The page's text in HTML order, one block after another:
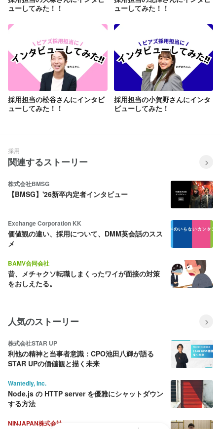
ューしてみた！！
ューしてみた！！
採用担当の松谷さんにインタビ
ューしてみた！！
採用担当の小賀野さんにインタ
ビューしてみた！
採用
関連するストーリー
株式会社BMSG
【BMSG】'26新卒内定者インタビュー
Exchange Corporation KK
価値観の違い、採用について、DMM英会話のスス
メ
BAMV合同会社
昔、メチャクソ転職しまくったワイが面接の対策
をおしえたる。
人気のストーリー
株式会社STAR UP
利他の精神と当事者意識：CPO池田八輝が語る
STAR UPの価値観と描く未来
Wantedly, Inc.
Node.js の HTTP server を優雅にシャットダウン
する方法
NINJAPAN株式会社